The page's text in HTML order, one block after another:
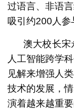
过语言、非语
吸引约200人参
澳大校长
人工智能跨学
见解来增强人
技术的发展，
演着越来越重